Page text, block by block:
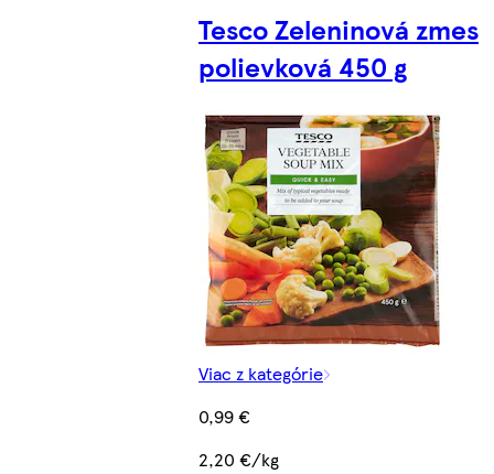
Tesco Zeleninová zmes
polievková 450 g
Viac z kategórie
0,99 €
2,20 €/kg